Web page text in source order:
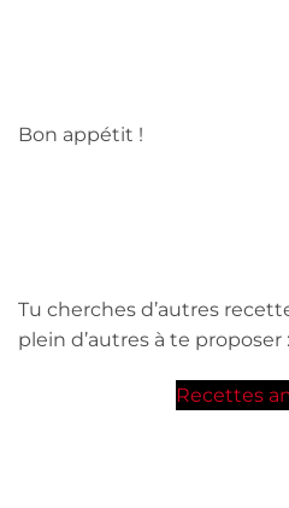
Bon appétit !
Tu cherches d’autres
plein d’autres à te proposer :
Recettes